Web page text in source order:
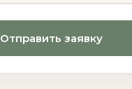
Отправить заявку